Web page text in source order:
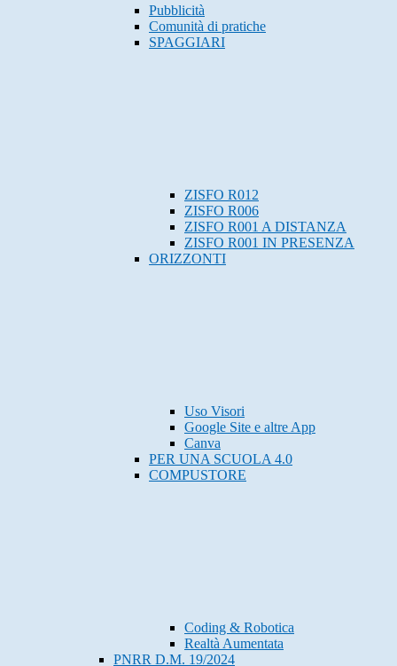
Pubblicità
Comunità di pratiche
SPAGGIARI
ZISFO R012
ZISFO R006
ZISFO R001 A DISTANZA
ZISFO R001 IN PRESENZA
ORIZZONTI
Uso Visori
Google Site e altre App
Canva
PER UNA SCUOLA 4.0
COMPUSTORE
Coding & Robotica
Realtà Aumentata
PNRR D.M. 19/2024